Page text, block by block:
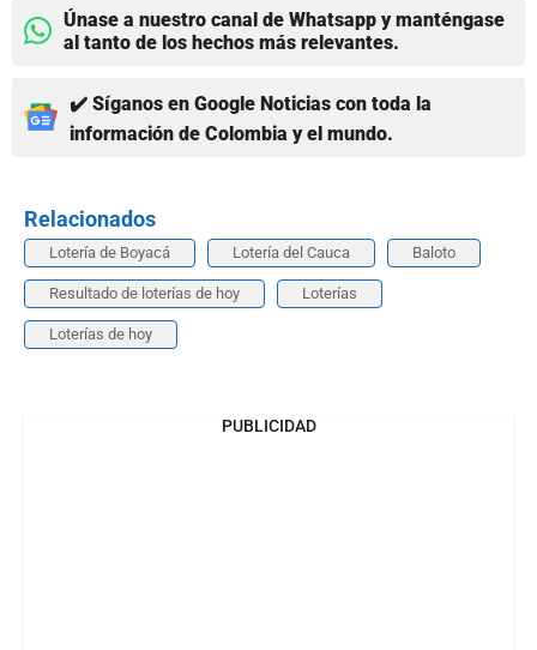
Únase a nuestro canal de Whatsapp y manténgase
al tanto de los hechos más relevantes.
✔️ Síganos en Google Noticias con toda la
información de Colombia y el mundo.
Relacionados
Lotería de Boyacá Lotería del Cauca Baloto
Resultado de loterías de hoy Loterías
Loterías de hoy
PUBLICIDAD